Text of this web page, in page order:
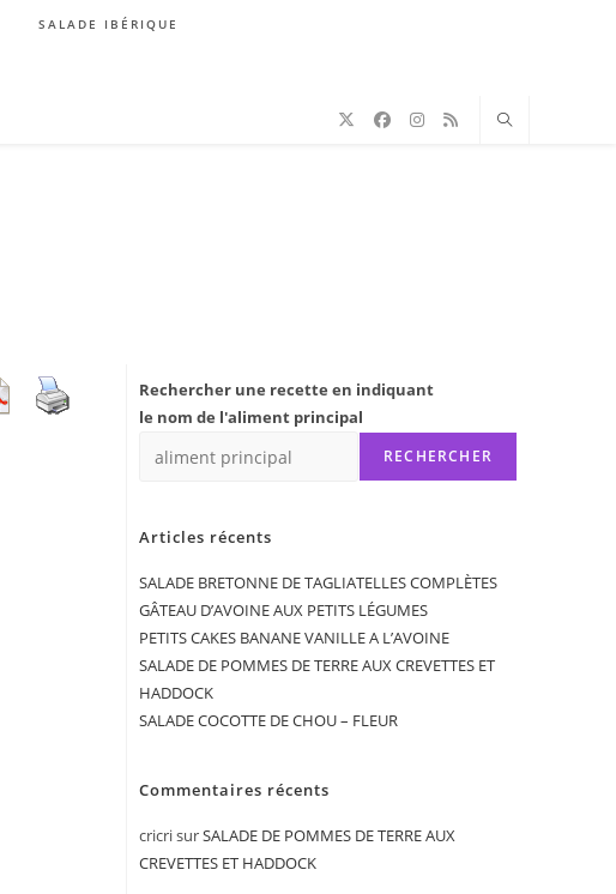
SALADE IBÉRIQUE
Rechercher une recette en indiquant
le nom de l'aliment principal
RECHERCHER
Articles récents
SALADE BRETONNE DE TAGLIATELLES COMPLÈTES
GÂTEAU D’AVOINE AUX PETITS LÉGUMES
PETITS CAKES BANANE VANILLE A L’AVOINE
SALADE DE POMMES DE TERRE AUX CREVETTES ET
HADDOCK
SALADE COCOTTE DE CHOU – FLEUR
Commentaires récents
cricrisurSALADE DE POMMES DE TERRE AUX
CREVETTES ET HADDOCK